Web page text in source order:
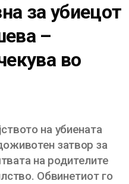
за убиецот
–
во
на убиената
затвор за
на родителите
Обвинетиот го